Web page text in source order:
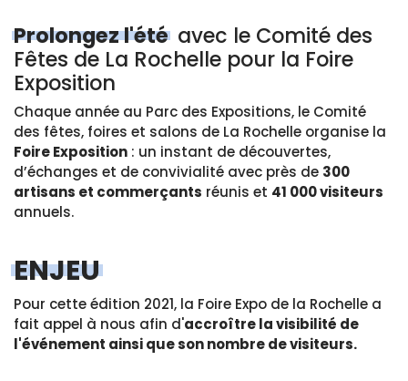
Prolongez l'été avec le Comité des
Fêtes de La Rochelle pour la Foire
Exposition
Chaque année au Parc des Expositions, le Comité
des fêtes, foires et salons de La Rochelle organise la
Foire Exposition : un instant de découvertes,
d’échanges et de convivialité avec près de 300
artisans et commerçants réunis et 41 000 visiteurs
annuels.
ENJEU
Pour cette édition 2021, la Foire Expo de la Rochelle a
fait appel à nous afin d'accroître la visibilité de
l'événement ainsi que son nombre de visiteurs.